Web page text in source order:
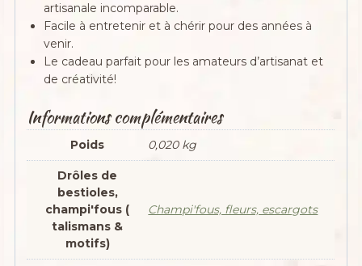
artisanale incomparable.
Facile à entretenir et à chérir pour des années à
venir.
Le cadeau parfait pour les amateurs d’artisanat et
de créativité!
Informations complémentaires
Poids 0,020 kg
Drôles de
bestioles,
champi'fous (
talismans &
motifs)
Champi'fous, fleurs, escargots